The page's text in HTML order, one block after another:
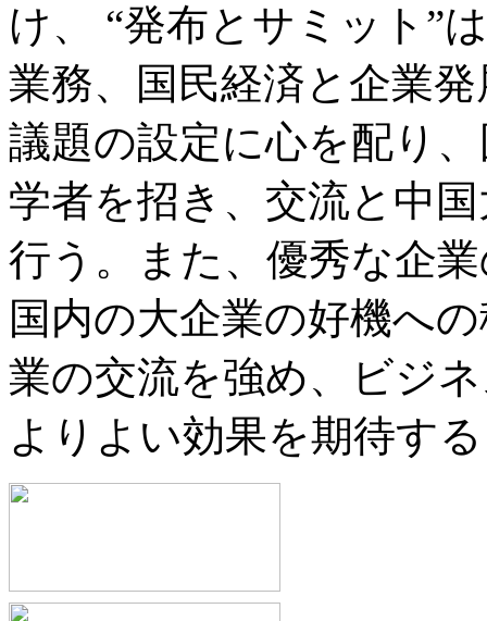
け、 “発布とサミット”
業務、国民経済と企業
議題の設定に心を配り
学者を招き、交流と中
行う。また、優秀な企
国内の大企業の好機へ
業の交流を強め、ビジ
よりよい効果を期待す